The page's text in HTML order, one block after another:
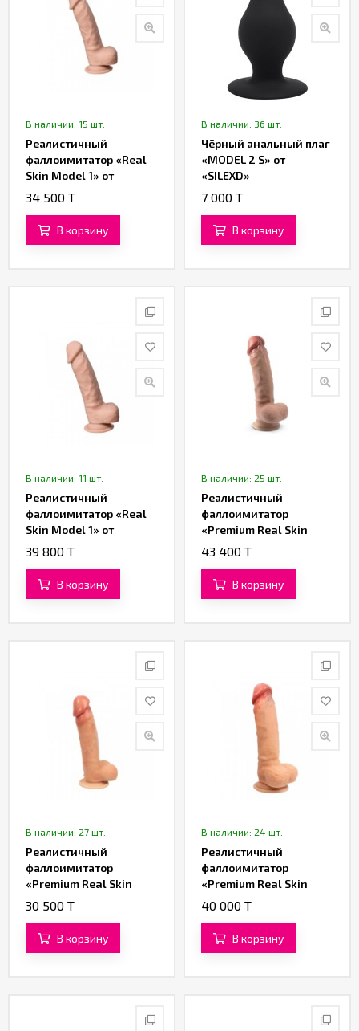
В наличии: 15 шт.
Реалистичный
фаллоимитатор «Real
Skin Model 1» от
«SILEXD» (21 см)
34 500 T
В корзину
В наличии: 36 шт.
Чёрный анальный плаг
«MODEL 2 S» от
«SILEXD»
7 000 T
В корзину
В наличии: 11 шт.
Реалистичный
фаллоимитатор «Real
Skin Model 1» от
«SILEXD» (22,9 см)
39 800 T
В корзину
В наличии: 25 шт.
Реалистичный
фаллоимитатор
«Premium Real Skin
Model 1» от «SILEXD» (16
43 400 T
В корзину
В наличии: 27 шт.
Реалистичный
фаллоимитатор
«Premium Real Skin
Model 1» от «SILEXD»
30 500 T
В корзину
В наличии: 24 шт.
Реалистичный
фаллоимитатор
«Premium Real Skin
Model 1» от «SILEXD» (17
40 000 T
В корзину